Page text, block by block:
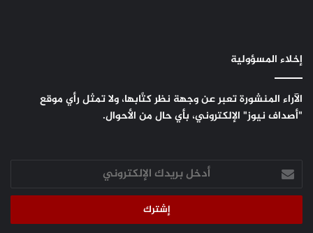
إخلاء المسؤولية
الآراء المنشورة تعبر عن وجهة نظر كتَّابها، ولا تمثل رأي موقع
"أصداف نيوز" الإلكتروني، بأي حال من الأحوال.
أدخل
بريدك
الإلكتروني